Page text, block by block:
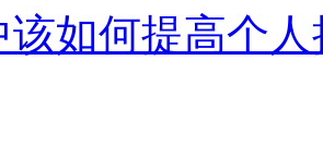
该如何提高个